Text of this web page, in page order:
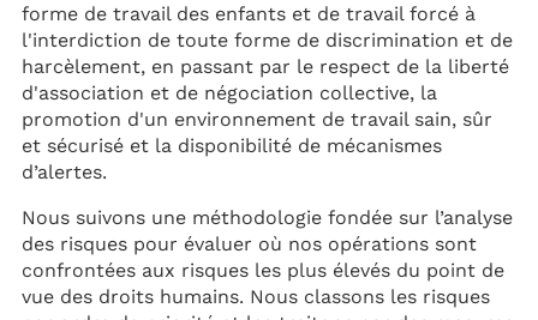
forme de travail des enfants et de travail forcé à
l'interdiction de toute forme de discrimination et de
harcèlement, en passant par le respect de la liberté
d'association et de négociation collective, la
promotion d'un environnement de travail sain, sûr
et sécurisé et la disponibilité de mécanismes
d’alertes.
Nous suivons une méthodologie fondée sur l’analyse
des risques pour évaluer où nos opérations sont
confrontées aux risques les plus élevés du point de
vue des droits humains. Nous classons les risques